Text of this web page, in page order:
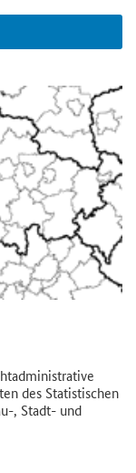
des Statistischen
, Stadt- und